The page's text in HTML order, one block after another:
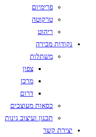
פרימיום
טרקוטה
ריהוט
נקודות מכירה
משתלות
צפון
מרכז
דרום
כסאות מעוצבים
תכנון ועיצוב גינות
יצירת קשר